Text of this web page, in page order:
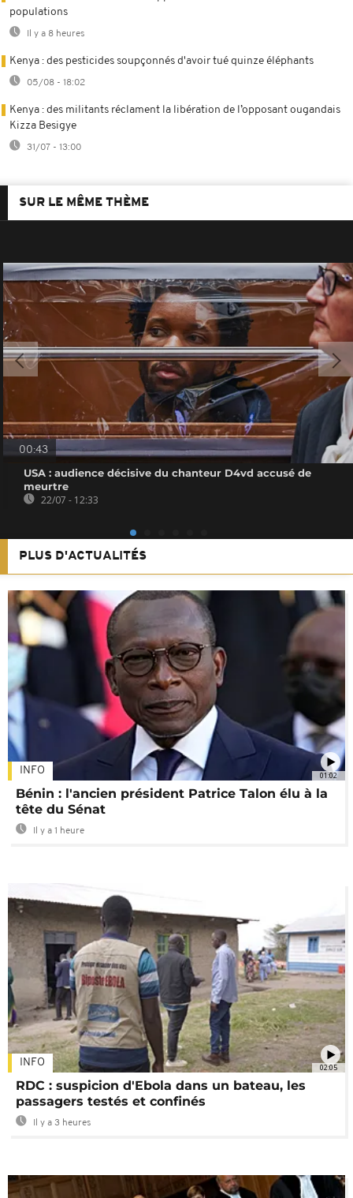
populations
Il y a 8 heures
Kenya : des pesticides soupçonnés d'avoir tué quinze éléphants
05/08 - 18:02
Kenya : des militants réclament la libération de l’opposant ougandais
Kizza Besigye
31/07 - 13:00
SUR LE MÊME THÈME
00:43
USA : audience décisive du chanteur D4vd accusé de
meurtre
22/07 - 12:33
PLUS D'ACTUALITÉS
01:02
INFO
Bénin : l'ancien président Patrice Talon élu à la
tête du Sénat
Il y a 1 heure
02:05
INFO
RDC : suspicion d'Ebola dans un bateau, les
passagers testés et confinés
Il y a 3 heures